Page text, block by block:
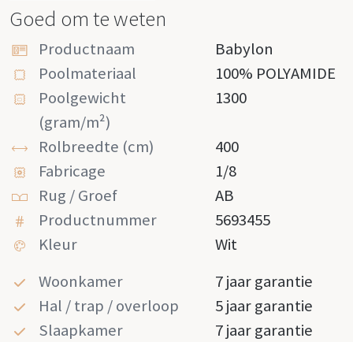
Goed om te weten
Productnaam
Babylon
Poolmateriaal
100% POLYAMIDE
Poolgewicht
(gram/m²)
1300
Rolbreedte (cm)
400
Fabricage
1/8
Rug / Groef
AB
Productnummer
5693455
Kleur
Wit
Woonkamer
7 jaar garantie
Hal / trap / overloop
5 jaar garantie
Slaapkamer
7 jaar garantie